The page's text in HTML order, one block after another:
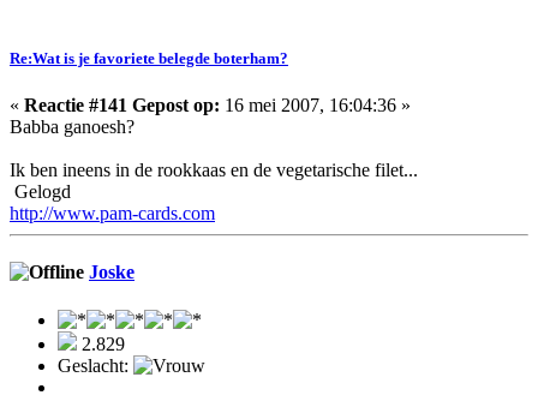
Re:Wat is je favoriete belegde boterham?
« Reactie #141 Gepost op: 16 mei 2007, 16:04:36 »
Babba ganoesh?
Ik ben ineens in de rookkaas en de vegetarische filet...
Gelogd
http://www.pam-cards.com
Joske
2.829
Geslacht: